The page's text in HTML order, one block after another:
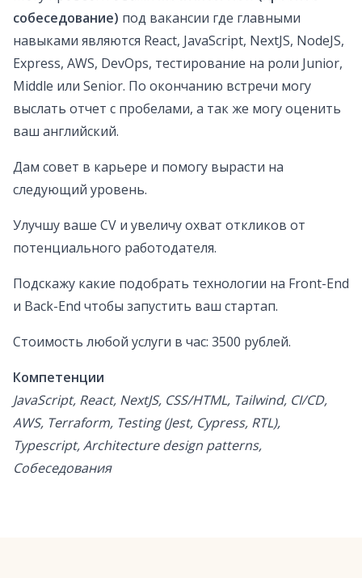
собеседование) под вакансии где главными
навыками являются React, JavaScript, NextJS, NodeJS,
Express, AWS, DevOps, тестирование на роли Junior,
Middle или Senior. По окончанию встречи могу
выслать отчет с пробелами, а так же могу оценить
ваш английский.
Дам совет в карьере и помогу вырасти на
следующий уровень.
Улучшу ваше CV и увеличу охват откликов от
потенциального работодателя.
Подскажу какие подобрать технологии на Front-End
и Back-End чтобы запустить ваш стартап.
Стоимость любой услуги в час: 3500 рублей.
Компетенции
JavaScript, React, NextJS, CSS/HTML, Tailwind, CI/CD,
AWS, Terraform, Testing (Jest, Cypress, RTL),
Typescript, Architecture design patterns,
Собеседования